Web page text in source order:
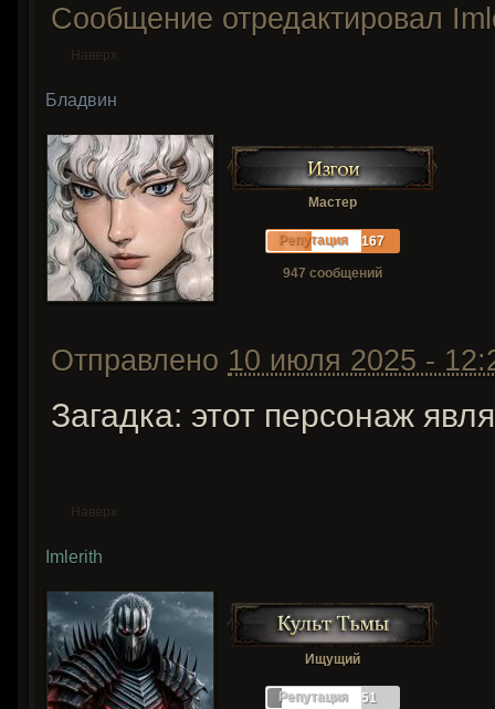
Сообщение отредактировал
Наверх
Бладвин
Мастер
Репутация 167
947 сообщений
Отправлено 10 июля 2025 -
Загадка: этот персонаж
Наверх
Imlerith
Ищущий
Репутация 51